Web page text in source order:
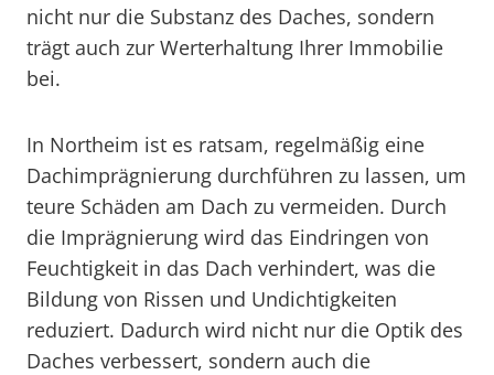
nicht nur die Substanz des Daches, sondern
trägt auch zur Werterhaltung Ihrer Immobilie
bei.
In Northeim ist es ratsam, regelmäßig eine
Dachimprägnierung durchführen zu lassen, um
teure Schäden am Dach zu vermeiden. Durch
die Imprägnierung wird das Eindringen von
Feuchtigkeit in das Dach verhindert, was die
Bildung von Rissen und Undichtigkeiten
reduziert. Dadurch wird nicht nur die Optik des
Daches verbessert, sondern auch die